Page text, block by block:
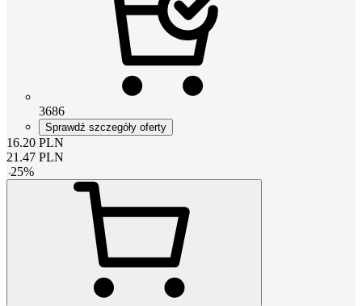
3686
Sprawdź szczegóły oferty
16.20 PLN
21.47 PLN
-25%